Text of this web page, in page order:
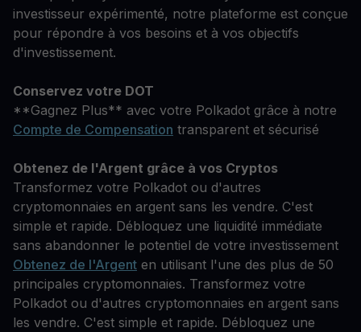
investisseur expérimenté, notre plateforme est conçue
pour répondre à vos besoins et à vos objectifs
d'investissement.
Conservez votre DOT
**Gagnez Plus** avec votre Polkadot grâce à notre
Compte de Compensation transparent et sécurisé
Obtenez de l'Argent grâce à vos Cryptos
Transformez votre Polkadot ou d'autres
cryptomonnaies en argent sans les vendre. C'est
simple et rapide. Débloquez une liquidité immédiate
sans abandonner le potentiel de votre investissement
Obtenez de l'Argent en utilisant l'une des plus de 50
principales cryptomonnaies. Transformez votre
Polkadot ou d'autres cryptomonnaies en argent sans
les vendre. C'est simple et rapide. Débloquez une